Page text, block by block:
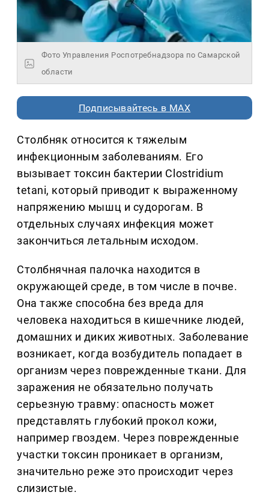
Фото Управления Роспотребнадзора по Самарской
области
Подписывайтесь в MAX
Столбняк относится к тяжелым
инфекционным заболеваниям. Его
вызывает токсин бактерии Clostridium
tetani, который приводит к выраженному
напряжению мышц и судорогам. В
отдельных случаях инфекция может
закончиться летальным исходом.
Столбнячная палочка находится в
окружающей среде, в том числе в почве.
Она также способна без вреда для
человека находиться в кишечнике людей,
домашних и диких животных. Заболевание
возникает, когда возбудитель попадает в
организм через поврежденные ткани. Для
заражения не обязательно получать
серьезную травму: опасность может
представлять глубокий прокол кожи,
например гвоздем. Через поврежденные
участки токсин проникает в организм,
значительно реже это происходит через
слизистые.